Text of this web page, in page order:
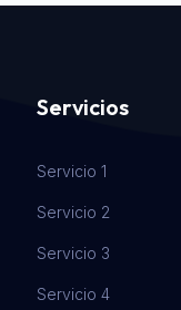
Servicios
Servicio 1
Servicio 2
Servicio 3
Servicio 4